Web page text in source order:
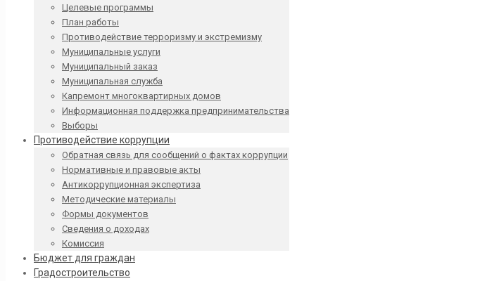
Целевые программы
План работы
Противодействие терроризму и экстремизму
Муниципальные услуги
Муниципальный заказ
Муниципальная служба
Капремонт многоквартирных домов
Информационная поддержка предпринимательства
Выборы
Противодействие коррупции
Обратная связь для сообщений о фактах коррупции
Нормативные и правовые акты
Антикоррупционная экспертиза
Методические материалы
Формы документов
Сведения о доходах
Комиссия
Бюджет для граждан
Градостроительство